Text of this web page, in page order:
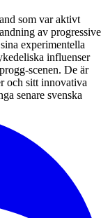
som var aktivt
av progressive
experimentella
influenser
scenen. De är
och sitt innovativa
senare svenska